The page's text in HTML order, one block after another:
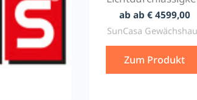
ab ab € 4599,00
SunCasa
Zum Produkt